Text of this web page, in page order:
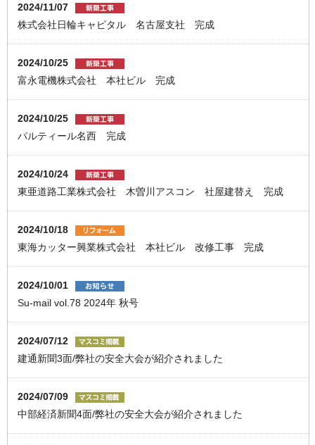
2024/11/07
株式会社日輪キャピタル 名古屋支社 完成
2024/10/25
富永電機株式会社 本社ビル 完成
2024/10/25
パルティール名西 完成
2024/10/24
東亜道路工業株式会社 木曽川アスコン 社屋建替え 完成
2024/10/18
東海カッター興業株式会社 本社ビル 改修工事 完成
2024/10/01
Su-mail vol.78 2024年 秋号
2024/07/12
建通新聞3面/弊社の安全大会が紹介されました
2024/07/09
中部経済新聞4面/弊社の安全大会が紹介されました